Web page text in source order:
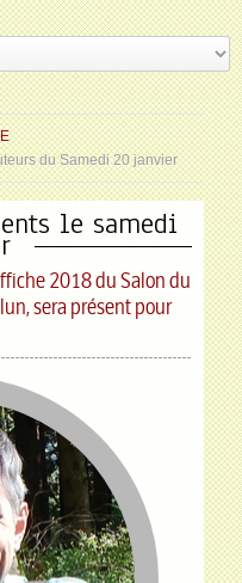
du Samedi 20 janvier
le samedi
2018 du Salon du
sera présent pour